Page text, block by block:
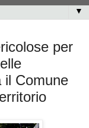
▼
per
il Comune